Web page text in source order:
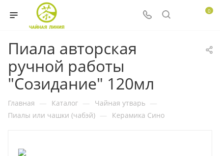
0
Пиала авторская
ручной работы
"Созидание" 120мл
Главная — Каталог — Чайная утварь —
Пиалы или чашки (чабэй) — Керамика Сино